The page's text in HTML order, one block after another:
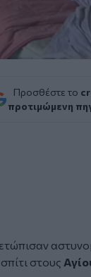
Προσθέστε το
προτιμώμενη
στους